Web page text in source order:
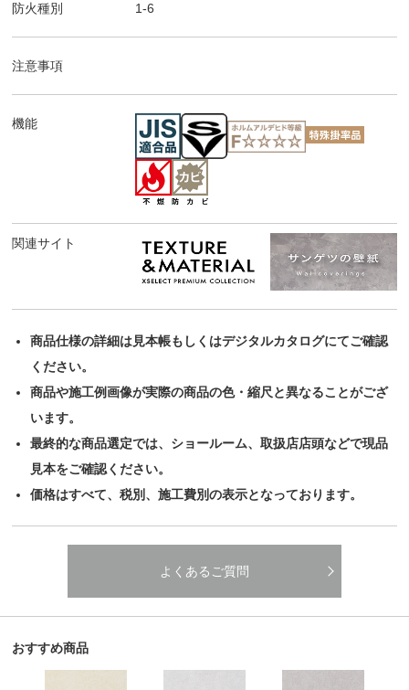
防火種別 1-6
注意事項
機能
関連サイト
商品仕様の詳細は見本帳もしくはデジタルカタログにてご確認
ください。
商品や施工例画像が実際の商品の色・縮尺と異なることがござ
います。
最終的な商品選定では、ショールーム、取扱店店頭などで現品
見本をご確認ください。
価格はすべて、税別、施工費別の表示となっております。
よくあるご質問
おすすめ商品